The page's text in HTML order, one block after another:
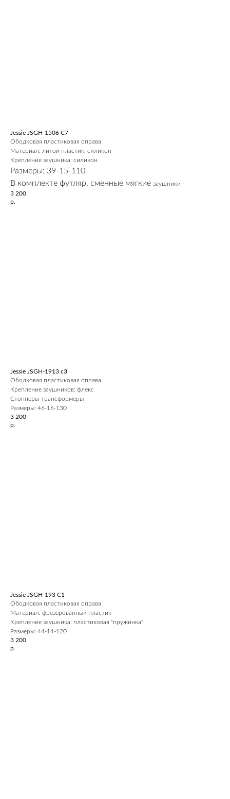
Jessie JSGH-1506 C7
Ободковая пластиковая оправа
Материал: литой пластик, силикон
Крепление заушника: силикон
Размеры: 39-15-110
В комплекте футляр, сменные мягкие заушники
3 200
р.
Jessie JSGH-1913 c3
Ободковая пластиковая оправа
Крепление заушников: флекс
Стопперы-трансформеры
Размеры: 46-16-130
3 200
р.
Jessie JSGH-193 C1
Ободковая пластиковая оправа
Материал: фрезерованный пластик
Крепление заушника: пластиковая "пружинка"
Размеры: 44-14-120
3 200
р.